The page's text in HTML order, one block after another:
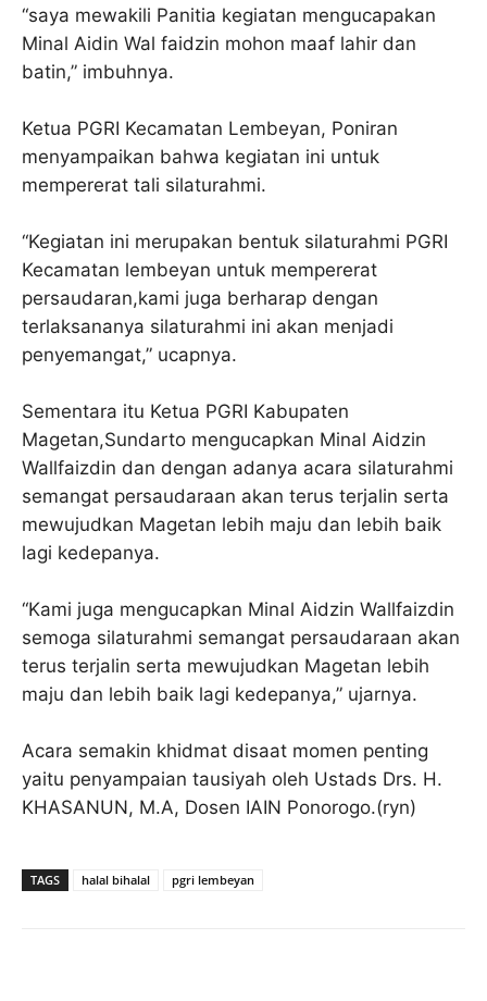
“saya mewakili Panitia kegiatan mengucapakan
Minal Aidin Wal faidzin mohon maaf lahir dan
batin,” imbuhnya.
Ketua PGRI Kecamatan Lembeyan, Poniran
menyampaikan bahwa kegiatan ini untuk
mempererat tali silaturahmi.
“Kegiatan ini merupakan bentuk silaturahmi PGRI
Kecamatan lembeyan untuk mempererat
persaudaran,kami juga berharap dengan
terlaksananya silaturahmi ini akan menjadi
penyemangat,” ucapnya.
Sementara itu Ketua PGRI Kabupaten
Magetan,Sundarto mengucapkan Minal Aidzin
Wallfaizdin dan dengan adanya acara silaturahmi
semangat persaudaraan akan terus terjalin serta
mewujudkan Magetan lebih maju dan lebih baik
lagi kedepanya.
“Kami juga mengucapkan Minal Aidzin Wallfaizdin
semoga silaturahmi semangat persaudaraan akan
terus terjalin serta mewujudkan Magetan lebih
maju dan lebih baik lagi kedepanya,” ujarnya.
Acara semakin khidmat disaat momen penting
yaitu penyampaian tausiyah oleh Ustads Drs. H.
KHASANUN, M.A, Dosen IAIN Ponorogo.(ryn)
TAGS halal bihalal pgri lembeyan